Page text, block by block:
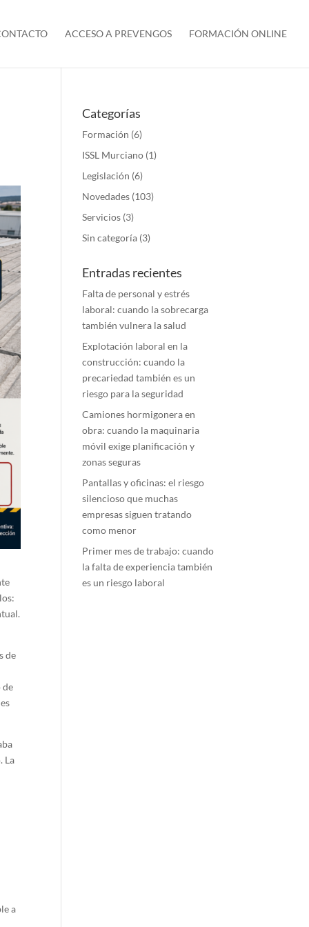
ACCESO A PREVENGOS FORMACIÓN ONLINE
de
de
La
a
Categorías
Formación (6)
ISSL Murciano (1)
Legislación (6)
Novedades (103)
Servicios (3)
Sin categoría (3)
Entradas recientes
Falta de personal y estrés
laboral: cuando la sobrecarga
también vulnera la salud
Explotación laboral en la
construcción: cuando la
precariedad también es un
riesgo para la seguridad
Camiones hormigonera en
obra: cuando la maquinaria
móvil exige planificación y
zonas seguras
Pantallas y oficinas: el riesgo
silencioso que muchas
empresas siguen tratando
como menor
Primer mes de trabajo: cuando
la falta de experiencia también
es un riesgo laboral